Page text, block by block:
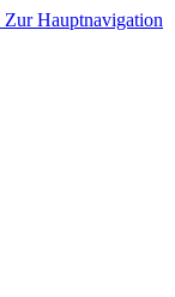
Zur Hauptnavigation